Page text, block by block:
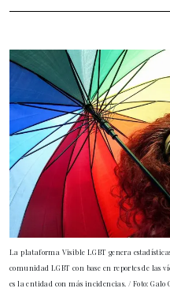
La plataforma Visible LGBT genera
comunidad LGBT con base en reportes de las
es la entidad con más incidencias. / Foto: Galo